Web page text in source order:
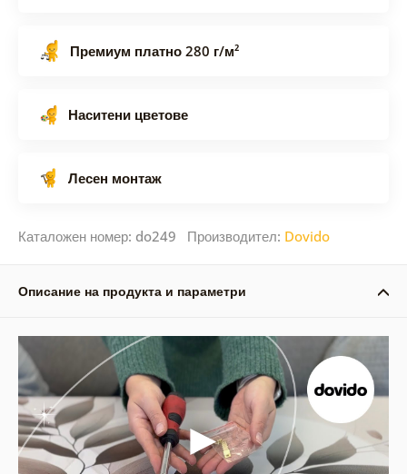
Премиум платно 280 г/м²
Наситени цветове
Лесен монтаж
Каталожен номер: do249 Производител: Dovido
Описание на продукта и параметри